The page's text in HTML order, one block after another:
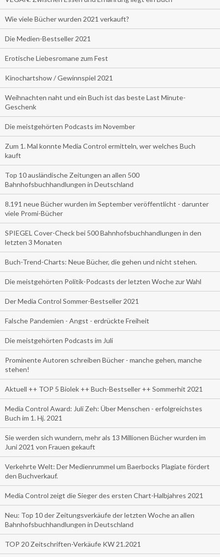
Wie viele Bücher wurden 2021 verkauft?
Die Medien-Bestseller 2021
Erotische Liebesromane zum Fest
Kinochartshow / Gewinnspiel 2021
Weihnachten naht und ein Buch ist das beste Last Minute-
Geschenk
Die meistgehörten Podcasts im November
Zum 1. Mal konnte Media Control ermitteln, wer welches Buch
kauft
Top 10 ausländische Zeitungen an allen 500
Bahnhofsbuchhandlungen in Deutschland
8.191 neue Bücher wurden im September veröffentlicht - darunter
viele Promi-Bücher
SPIEGEL Cover-Check bei 500 Bahnhofsbuchhandlungen in den
letzten 3 Monaten
Buch-Trend-Charts: Neue Bücher, die gehen und nicht stehen.
Die meistgehörten Politik-Podcasts der letzten Woche zur Wahl
Der Media Control Sommer-Bestseller 2021
Falsche Pandemien - Angst - erdrückte Freiheit
Die meistgehörten Podcasts im Juli
Prominente Autoren schreiben Bücher - manche gehen, manche
stehen!
Aktuell ++ TOP 5 Biolek ++ Buch-Bestseller ++ Sommerhit 2021
Media Control Award: Juli Zeh: Über Menschen - erfolgreichstes
Buch im 1. Hj. 2021
Sie werden sich wundern, mehr als 13 Millionen Bücher wurden im
Juni 2021 von Frauen gekauft
Verkehrte Welt: Der Medienrummel um Baerbocks Plagiate fördert
den Buchverkauf.
Media Control zeigt die Sieger des ersten Chart-Halbjahres 2021
Neu: Top 10 der Zeitungsverkäufe der letzten Woche an allen
Bahnhofsbuchhandlungen in Deutschland
TOP 20 Zeitschriften-Verkäufe KW 21.2021